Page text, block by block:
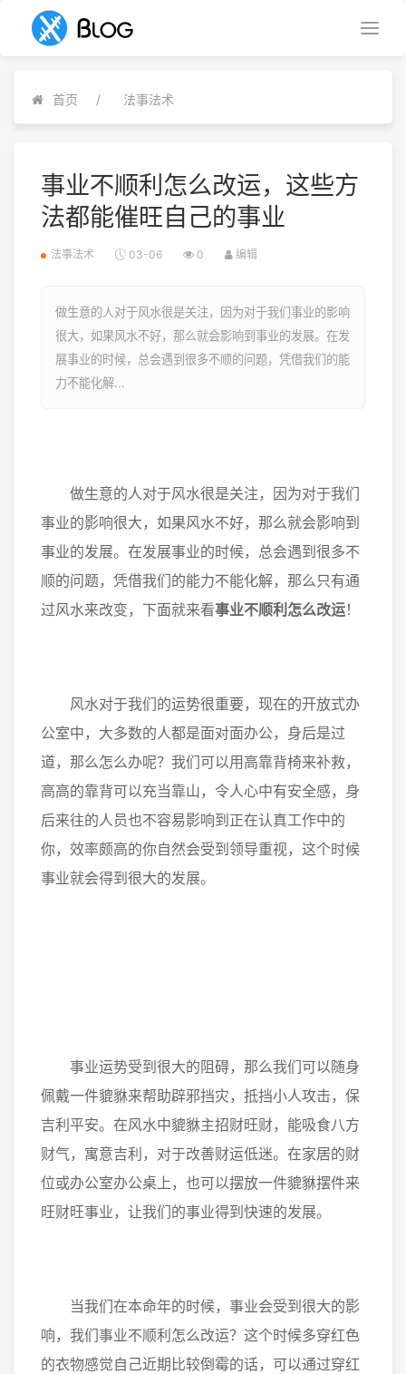
首页 法事法术
事业不顺利怎么改运，这些方
法都能催旺自己的事业
法事法术 03-06 0 编辑
做生意的人对于风水很是关注，因为对于我们事业的影响
很大，如果风水不好，那么就会影响到事业的发展。在发
展事业的时候，总会遇到很多不顺的问题，凭借我们的能
力不能化解...
做生意的人对于风水很是关注，因为对于我们
事业的影响很大，如果风水不好，那么就会影响到
事业的发展。在发展事业的时候，总会遇到很多不
顺的问题，凭借我们的能力不能化解，那么只有通
过风水来改变，下面就来看事业不顺利怎么改运！
风水对于我们的运势很重要，现在的开放式办
公室中，大多数的人都是面对面办公，身后是过
道，那么怎么办呢？我们可以用高靠背椅来补救，
高高的靠背可以充当靠山，令人心中有安全感，身
后来往的人员也不容易影响到正在认真工作中的
你，效率颇高的你自然会受到领导重视，这个时候
事业就会得到很大的发展。
事业运势受到很大的阻碍，那么我们可以随身
佩戴一件貔貅来帮助辟邪挡灾，抵挡小人攻击，保
吉利平安。在风水中貔貅主招财旺财，能吸食八方
财气，寓意吉利，对于改善财运低迷。在家居的财
位或办公室办公桌上，也可以摆放一件貔貅摆件来
旺财旺事业，让我们的事业得到快速的发展。
当我们在本命年的时候，事业会受到很大的影
响，我们事业不顺利怎么改运？这个时候多穿红色
的衣物感觉自己近期比较倒霉的话，可以通过穿红